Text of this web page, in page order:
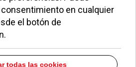
sido etiquetados con esto